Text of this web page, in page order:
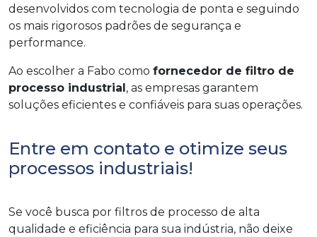
desenvolvidos com tecnologia de ponta e seguindo
os mais rigorosos padrões de segurança e
performance.
Ao escolher a Fabo como fornecedor de filtro de
processo industrial , as empresas garantem
soluções eficientes e confiáveis para suas operações.
Entre em contato e otimize seus
processos industriais!
Se você busca por filtros de processo de alta
qualidade e eficiência para sua indústria, não deixe